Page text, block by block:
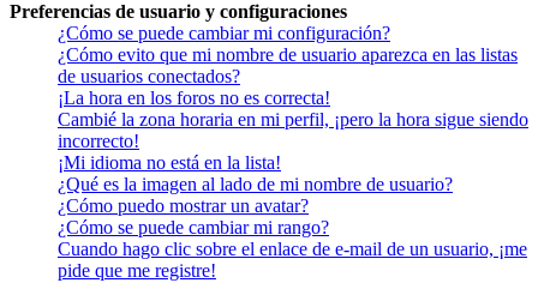
Preferencias de usuario y configuraciones
¿Cómo se puede cambiar mi configuración?
¿Cómo evito que mi nombre de usuario aparezca en las listas
de usuarios conectados?
¡La hora en los foros no es correcta!
Cambié la zona horaria en mi perfil, ¡pero la hora sigue siendo
incorrecto!
¡Mi idioma no está en la lista!
¿Qué es la imagen al lado de mi nombre de usuario?
¿Cómo puedo mostrar un avatar?
¿Cómo se puede cambiar mi rango?
Cuando hago clic sobre el enlace de e-mail de un usuario, ¡me
pide que me registre!